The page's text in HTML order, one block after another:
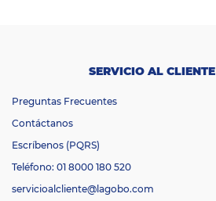
SERVICIO AL CLIENTE
Preguntas Frecuentes
Contáctanos
Escríbenos (PQRS)
Teléfono: 01 8000 180 520
servicioalcliente@lagobo.com